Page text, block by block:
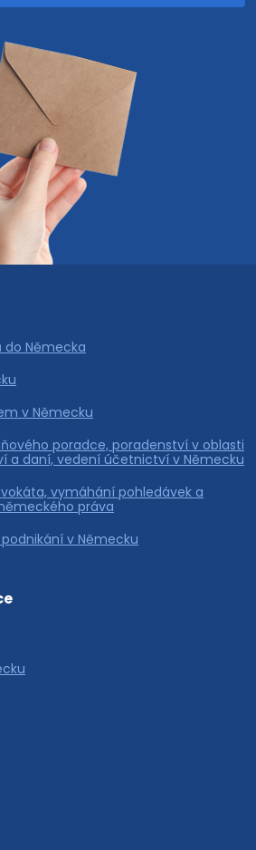
Německa
v Německu
poradce, poradenství v oblasti
a daní, vedení účetnictví v Německu
vymáhání pohledávek a
práva
v Německu